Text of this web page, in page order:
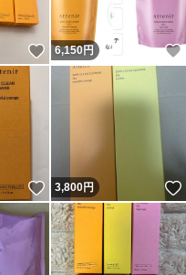
いいね！
6,150円
いいね！
3,800円